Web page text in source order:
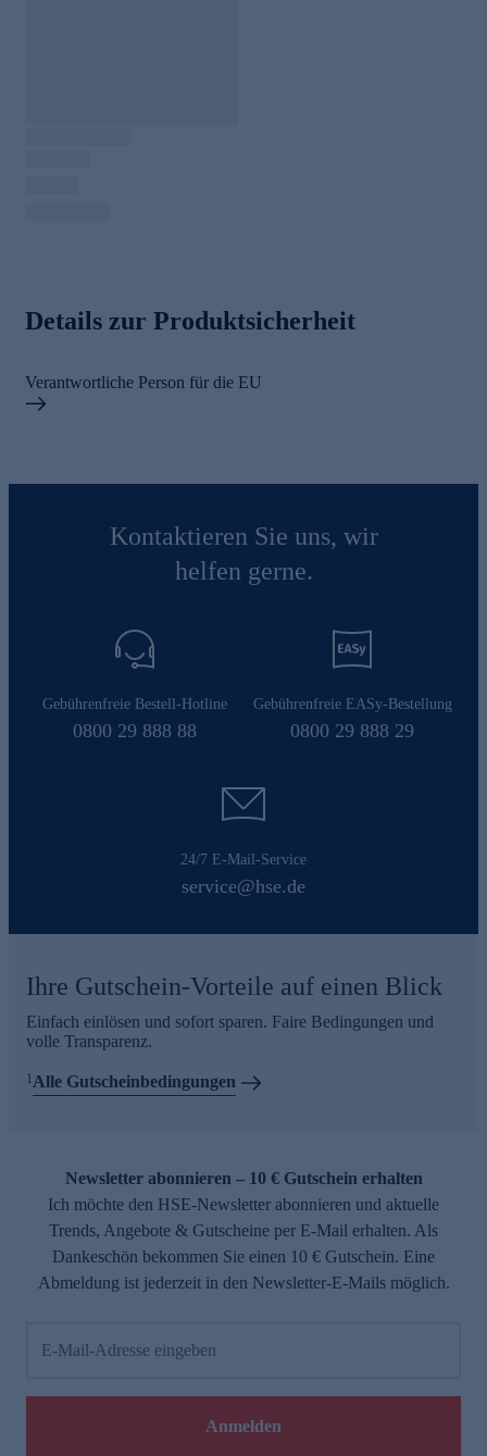
Details zur Produktsicherheit
Verantwortliche Person für die EU
Kontaktieren Sie uns, wir
helfen gerne.
Gebührenfreie Bestell-Hotline
0800 29 888 88
Gebührenfreie EASy-Bestellung
0800 29 888 29
24/7 E-Mail-Service
service@hse.de
Ihre Gutschein-Vorteile auf einen Blick
Einfach einlösen und sofort sparen. Faire Bedingungen und
volle Transparenz.
1 Alle Gutscheinbedingungen
Newsletter abonnieren – 10 € Gutschein erhalten
Ich möchte den HSE-Newsletter abonnieren und aktuelle
Trends, Angebote & Gutscheine per E-Mail erhalten. Als
Dankeschön bekommen Sie einen 10 € Gutschein. Eine
Abmeldung ist jederzeit in den Newsletter-E-Mails möglich.
E-Mail-Adresse eingeben
Anmelden